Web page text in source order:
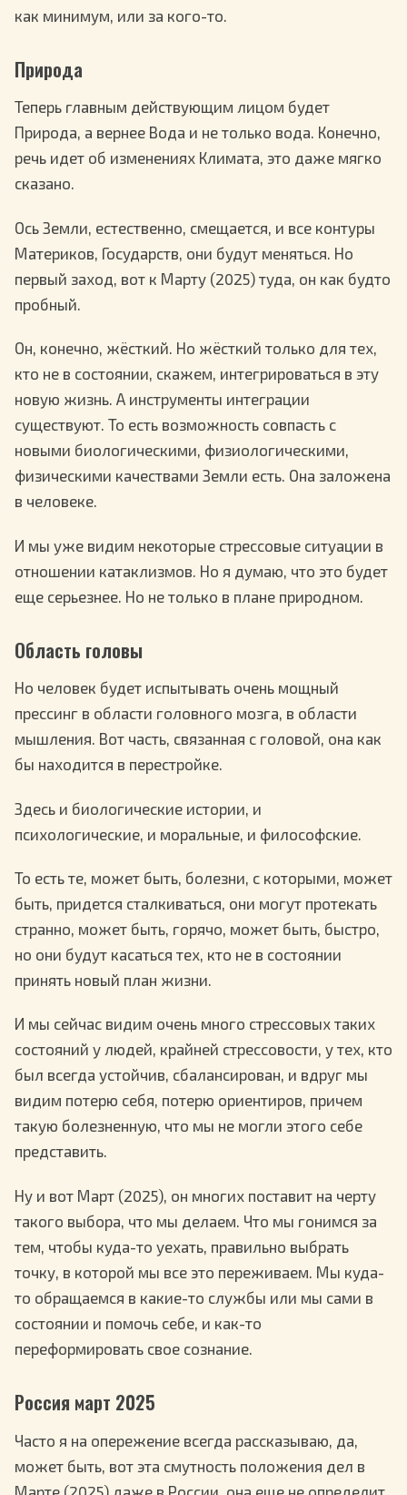
как минимум, или за кого-то.
Природа
Теперь главным действующим лицом будет
Природа, а вернее Вода и не только вода. Конечно,
речь идет об изменениях Климата, это даже мягко
сказано.
Ось Земли, естественно, смещается, и все контуры
Материков, Государств, они будут меняться. Но
первый заход, вот к Марту (2025) туда, он как будто
пробный.
Он, конечно, жёсткий. Но жёсткий только для тех,
кто не в состоянии, скажем, интегрироваться в эту
новую жизнь. А инструменты интеграции
существуют. То есть возможность совпасть с
новыми биологическими, физиологическими,
физическими качествами Земли есть. Она заложена
в человеке.
И мы уже видим некоторые стрессовые ситуации в
отношении катаклизмов. Но я думаю, что это будет
еще серьезнее. Но не только в плане природном.
Область головы
Но человек будет испытывать очень мощный
прессинг в области головного мозга, в области
мышления. Вот часть, связанная с головой, она как
бы находится в перестройке.
Здесь и биологические истории, и
психологические, и моральные, и философские.
То есть те, может быть, болезни, с которыми, может
быть, придется сталкиваться, они могут протекать
странно, может быть, горячо, может быть, быстро,
но они будут касаться тех, кто не в состоянии
принять новый план жизни.
И мы сейчас видим очень много стрессовых таких
состояний у людей, крайней стрессовости, у тех, кто
был всегда устойчив, сбалансирован, и вдруг мы
видим потерю себя, потерю ориентиров, причем
такую болезненную, что мы не могли этого себе
представить.
Ну и вот Март (2025), он многих поставит на черту
такого выбора, что мы делаем. Что мы гонимся за
тем, чтобы куда-то уехать, правильно выбрать
точку, в которой мы все это переживаем. Мы куда-
то обращаемся в какие-то службы или мы сами в
состоянии и помочь себе, и как-то
переформировать свое сознание.
Россия март 2025
Часто я на опережение всегда рассказываю, да,
может быть, вот эта смутность положения дел в
Марте (2025) даже в России, она еще не определит,